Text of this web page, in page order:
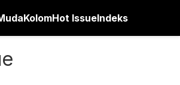
KolomHot IssueIndeks